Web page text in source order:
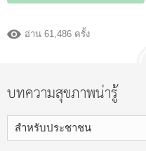
อ่าน 61,486 ครั้ง
บทความสุขภาพน่ารู้
สำหรับประชาชน